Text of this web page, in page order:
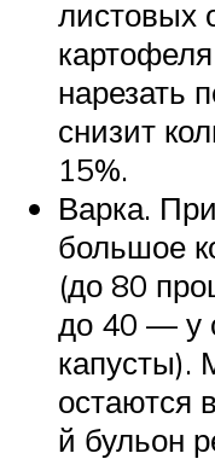
листовых
нарезать
снизит
15%.
Варка.
большое
(до 80
до 40 — у
капусты).
остаются
й бульон